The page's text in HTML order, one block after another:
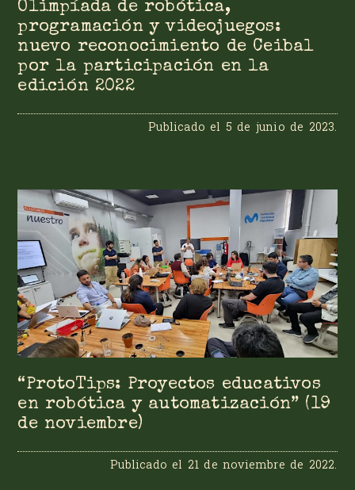
Olimpíada de robótica,
programación y videojuegos:
nuevo reconocimiento de Ceibal
por la participación en la
edición 2022
Publicado el 5 de junio de 2023.
“ProtoTips: Proyectos educativos
en robótica y automatización” (19
de noviembre)
Publicado el 21 de noviembre de 2022.